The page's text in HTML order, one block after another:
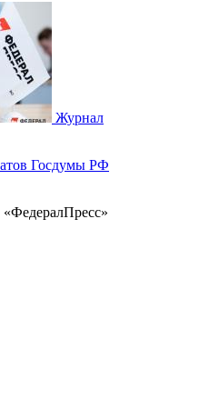
Журнал
Госдумы РФ